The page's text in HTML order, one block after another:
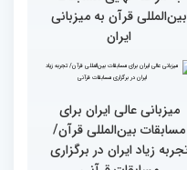
انس با قرآن بهترین نقشه
راه برای زندگی افراد مختلف